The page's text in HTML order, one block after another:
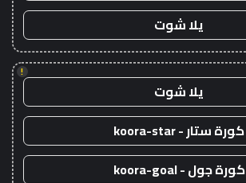
يلا شوت
!
يلا شوت
كورة ستار - koora-star
كورة جول - koora-goal